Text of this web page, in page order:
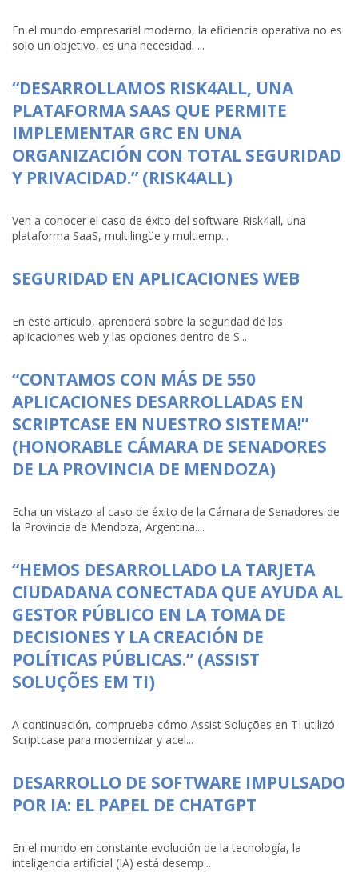
En el mundo empresarial moderno, la eficiencia operativa no es
solo un objetivo, es una necesidad. ...
“DESARROLLAMOS RISK4ALL, UNA
PLATAFORMA SAAS QUE PERMITE
IMPLEMENTAR GRC EN UNA
ORGANIZACIÓN CON TOTAL SEGURIDAD
Y PRIVACIDAD.” (RISK4ALL)
Ven a conocer el caso de éxito del software Risk4all, una
plataforma SaaS, multilingüe y multiemp...
SEGURIDAD EN APLICACIONES WEB
En este artículo, aprenderá sobre la seguridad de las
aplicaciones web y las opciones dentro de S...
“CONTAMOS CON MÁS DE 550
APLICACIONES DESARROLLADAS EN
SCRIPTCASE EN NUESTRO SISTEMA!”
(HONORABLE CÁMARA DE SENADORES
DE LA PROVINCIA DE MENDOZA)
Echa un vistazo al caso de éxito de la Cámara de Senadores de
la Provincia de Mendoza, Argentina....
“HEMOS DESARROLLADO LA TARJETA
CIUDADANA CONECTADA QUE AYUDA AL
GESTOR PÚBLICO EN LA TOMA DE
DECISIONES Y LA CREACIÓN DE
POLÍTICAS PÚBLICAS.” (ASSIST
SOLUÇÕES EM TI)
A continuación, comprueba cómo Assist Soluções en TI utilizó
Scriptcase para modernizar y acel...
DESARROLLO DE SOFTWARE IMPULSADO
POR IA: EL PAPEL DE CHATGPT
En el mundo en constante evolución de la tecnología, la
inteligencia artificial (IA) está desemp...